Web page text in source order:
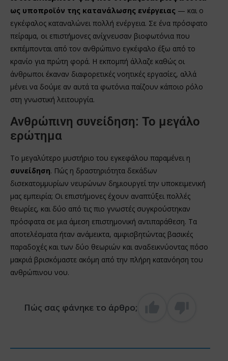
ως υποπροϊόν της κατανάλωσης ενέργειας — και ο
εγκέφαλος καταναλώνει πολλή ενέργεια. Σε ένα πρόσφατο
πείραμα, οι επιστήμονες ανίχνευσαν βιοφωτόνια που
εκπέμπονται από τον ανθρώπινο εγκέφαλο έξω από το
κρανίο για πρώτη φορά. Η εκπομπή άλλαζε καθώς οι
άνθρωποι έκαναν διαφορετικές νοητικές εργασίες, αλλά
μένει να δούμε αν αυτά τα φωτόνια παίζουν κάποιο ρόλο
στη γνωστική λειτουργία.
Ανθρώπινη συνείδηση: Το μεγάλο
ερώτημα
Το μεγαλύτερο μυστήριο του εγκεφάλου παραμένει η
συνείδηση. Πώς η δραστηριότητα δεκάδων
δισεκατομμυρίων νευρώνων δημιουργεί την υποκειμενική
μας εμπειρία; Οι επιστήμονες έχουν αναπτύξει πολλές
θεωρίες, και δύο από τις πιο γνωστές συγκρούστηκαν
πρόσφατα σε μια άμεση επιστημονική αντιπαράθεση. Τα
αποτελέσματα ήταν ανάμεικτα, αμφισβητώντας βασικές
παραδοχές και των δύο θεωριών και αναδεικνύοντας πόσο
μακριά βρισκόμαστε ακόμη από την πλήρη κατανόηση του
ανθρώπινου νου.
Πώς σας φάνηκε το άρθρο;